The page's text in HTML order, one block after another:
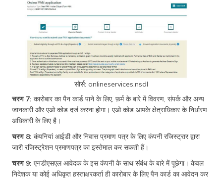
सोर्स: onlineservices.nsdl
चरण 7: कारोबार का पैन कार्ड पाने के लिए, फ़र्म के बारे में विवरण, संपर्क और अन्य
जानकारी और एओ कोड दर्ज करना होगा। एओ कोड आपके क्षेत्राधिकार के निर्धारण
अधिकारी के लिए है।
चरण 8: कंपनियां आईडी और निवास प्रमाण पत्र के लिए कंपनी रजिस्ट्रार द्वारा
जारी रजिस्ट्रेशन प्रमाणपत्र का इस्तेमाल कर सकती हैं।
चरण 9: एनडीएसएल आवेदक के इस कंपनी के साथ संबंध के बारे में पूछेगा। केवल
निदेशक या कोई अधिकृत हस्ताक्षरकर्ता ही कारोबार के लिए पैन कार्ड का आवेदन कर